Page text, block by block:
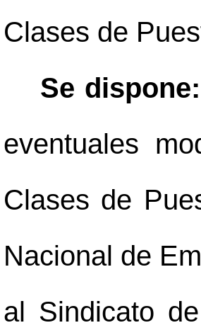
Clases de
Se dispone:
eventuales
Clases de
Nacional de
al Sindicato